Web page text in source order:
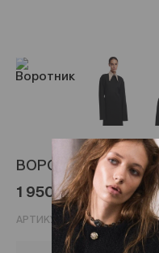
ВОРОТНИК
1 950 ₽
3 900 ₽
АРТИКУЛ: ANNBEI1272